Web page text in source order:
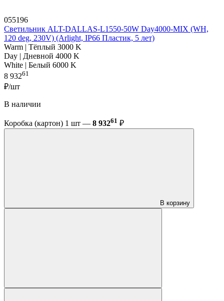
055196
Светильник ALT-DALLAS-L1550-50W Day4000-MIX (WH,
120 deg, 230V) (Arlight, IP66 Пластик, 5 лет)
Warm | Тёплый 3000 K
Day | Дневной 4000 K
White | Белый 6000 K
8 93261
₽/шт
В наличии
Коробка (картон) 1 шт — 8 93261 ₽
В корзину